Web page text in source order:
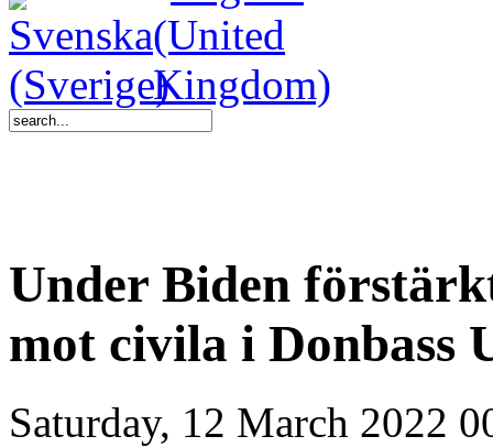
Under Biden
mot civila i Donbass
Saturday, 12 March 2022